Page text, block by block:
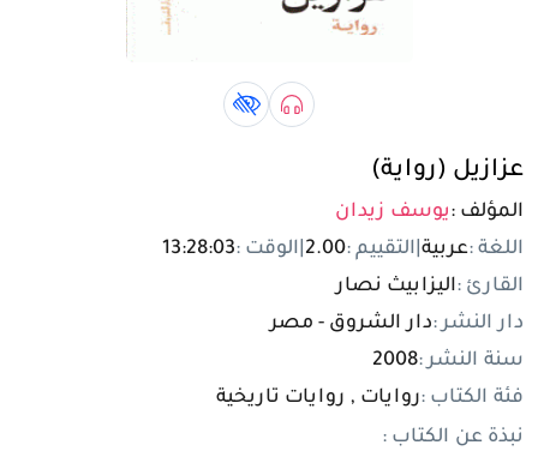
تسجيل الدخول
مستخدم جديد
صوتي bookكتاب لذوي الهمم book
عزازيل (رواية)
المؤلف :يوسف زيدان
اللغة :عربية التقييم :2.00 الوقت :13:28:03
القارئ :اليزابيث نصار
دار النشر :دار الشروق - مصر
سنة النشر :2008
فئة الكتاب :روايات , روايات تاريخية
نبذة عن الكتاب :